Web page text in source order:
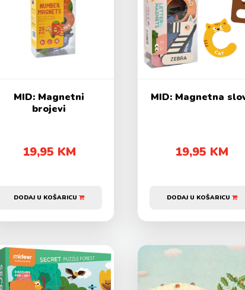
MID: Magnetni
brojevi
19,95 KM
DODAJ U KOŠARICU
MID: Magnetna
19,95 KM
DODAJ U KOŠARICU